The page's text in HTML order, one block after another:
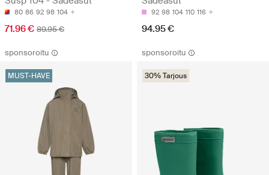
80 86 92 98 104
71.96 € 89.95 €
92 98 104 110 116
94.95 €
sponsoroitu
MUST-HAVE
sponsoroitu
30% Tarjous